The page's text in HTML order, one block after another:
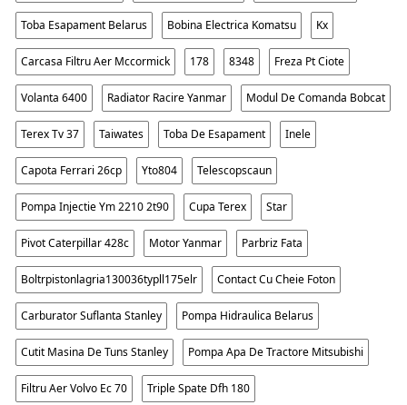
Toba Esapament Belarus Bobina Electrica Komatsu Kx
Carcasa Filtru Aer Mccormick 178 8348 Freza Pt Ciote
Volanta 6400 Radiator Racire Yanmar Modul De Comanda Bobcat
Terex Tv 37 Taiwates Toba De Esapament Inele
Capota Ferrari 26cp Yto804 Telescopscaun
Pompa Injectie Ym 2210 2t90 Cupa Terex Star
Pivot Caterpillar 428c Motor Yanmar Parbriz Fata
Boltrpistonlagria130036typll175elr Contact Cu Cheie Foton
Carburator Suflanta Stanley Pompa Hidraulica Belarus
Cutit Masina De Tuns Stanley Pompa Apa De Tractore Mitsubishi
Filtru Aer Volvo Ec 70 Triple Spate Dfh 180